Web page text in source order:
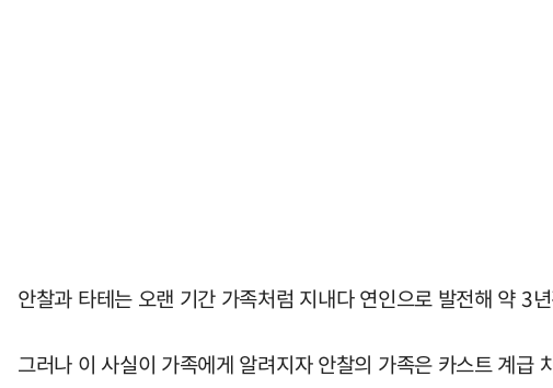
안찰과 타테는 오랜 기간 가족처럼 지내다 연인으로 발전해 약 3
그러나 이 사실이 가족에게 알려지자 안찰의 가족은 카스트 계급